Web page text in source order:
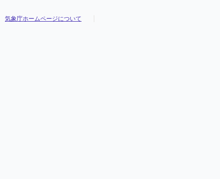
気象庁ホームページについて